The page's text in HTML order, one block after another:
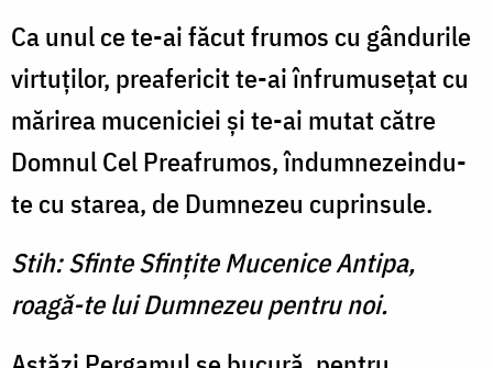
Ca unul ce te-ai făcut frumos cu gândurile
virtuţilor, preafericit te-ai înfrumuseţat cu
mărirea muceniciei şi te-ai mutat către
Domnul Cel Preafrumos, îndumnezeindu-
te cu starea, de Dumnezeu cuprinsule.
Stih: Sfinte Sfinţite Mucenice Antipa,
roagă-te lui Dumnezeu pentru noi.